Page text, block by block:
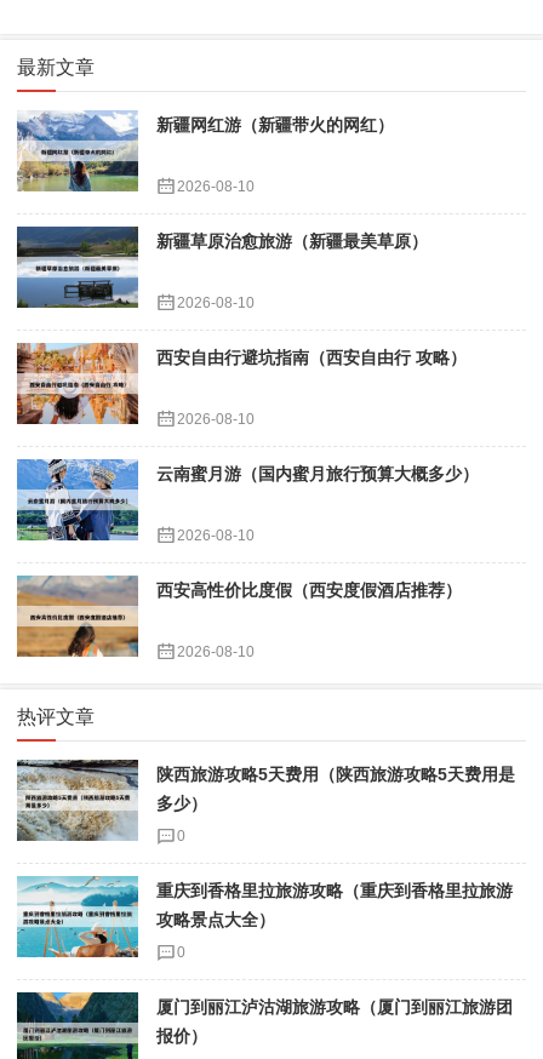
最新文章
新疆网红游（新疆带火的网红）
2026-08-10
新疆草原治愈旅游（新疆最美草原）
2026-08-10
西安自由行避坑指南（西安自由行 攻略）
2026-08-10
云南蜜月游（国内蜜月旅行预算大概多少）
2026-08-10
西安高性价比度假（西安度假酒店推荐）
2026-08-10
热评文章
陕西旅游攻略5天费用（陕西旅游攻略5天费用是
多少）
0
重庆到香格里拉旅游攻略（重庆到香格里拉旅游
攻略景点大全）
0
厦门到丽江泸沽湖旅游攻略（厦门到丽江旅游团
报价）